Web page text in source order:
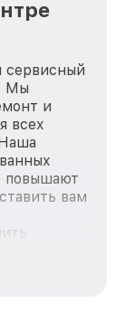
сервисный
Мы
и
всех
повышают
вам
для
вне